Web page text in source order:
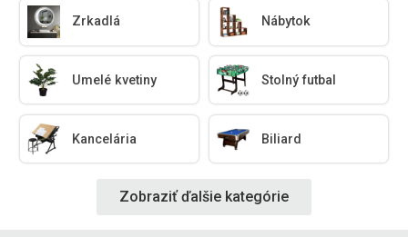
Zrkadlá Nábytok
Umelé kvetiny Stolný futbal
Kancelária Biliard
Zobraziť ďalšie kategórie